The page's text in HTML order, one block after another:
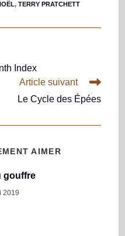
, TERRY PRATCHETT
Index
Article suivant
Le Cycle des Épées
AIMER
gouffre
2019